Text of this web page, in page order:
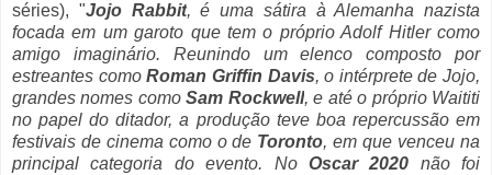
séries), "Jojo Rabbit, é uma sátira à Alemanha nazista
focada em um garoto que tem o próprio Adolf Hitler como
amigo imaginário. Reunindo um elenco composto por
estreantes como Roman Griffin Davis, o intérprete de Jojo,
grandes nomes como Sam Rockwell, e até o próprio Waititi
no papel do ditador, a produção teve boa repercussão em
festivais de cinema como o de Toronto, em que venceu na
principal categoria do evento. No
Oscar 2020
não foi